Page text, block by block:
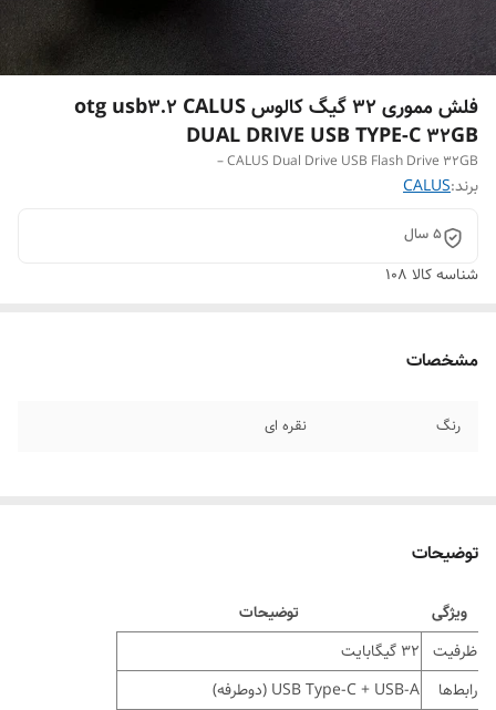
فلش مموری 32 گیگ کالوس otg usb3.2 CALUS
DUAL DRIVE USB TYPE-C 32GB
CALUS Dual Drive USB Flash Drive 32GB –
برند:CALUS
5 سال
شناسه کالا 108
مشخصات
رنگ نقره ای
توضیحات
ویژگی
توضیحات
ظرفیت 32 گیگابایت
رابط‌ها
USB Type-C + USB-A (دوطرفه)